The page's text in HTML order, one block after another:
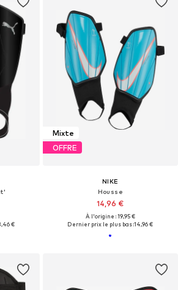
€
Mixte
OFFRE
NIKE
Housse
14,96 €
À l'origine : 19,95 €
Dernier prix le plus bas :14,96 €